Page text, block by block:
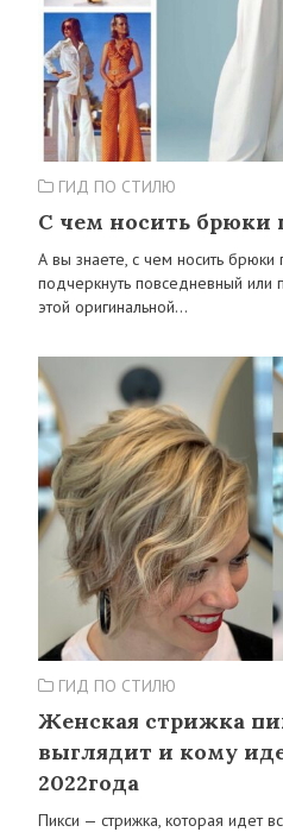
ГИД ПО СТИЛЮ
С чем носить брюки
А вы знаете, с чем носить
подчеркнуть повседневный
этой оригинальной…
ГИД ПО СТИЛЮ
Женская стрижка
выглядит и кому
2022года
Пикси — стрижка, которая идет